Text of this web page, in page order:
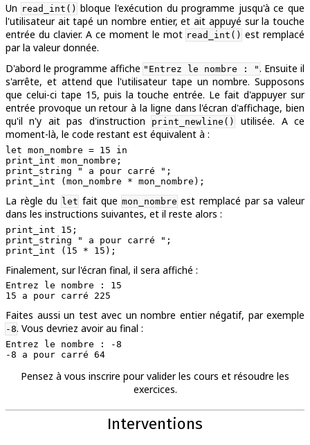
Un read_int() bloque l'exécution du programme jusqu'à ce que
l'utilisateur ait tapé un nombre entier, et ait appuyé sur la touche
entrée du clavier. A ce moment le mot read_int() est remplacé
par la valeur donnée.
D'abord le programme affiche "Entrez le nombre : " . Ensuite il
s'arrête, et attend que l'utilisateur tape un nombre. Supposons
que celui-ci tape 15, puis la touche entrée. Le fait d'appuyer sur
entrée provoque un retour à la ligne dans l'écran d'affichage, bien
qu'il n'y ait pas d'instruction
print_newline()
utilisée. A ce
moment-là, le code restant est équivalent à :
let mon_nombre = 15 in
print_int mon_nombre;
print_string " a pour carré ";
La règle du let fait que mon_nombre est remplacé par sa valeur
dans les instructions suivantes, et il reste alors :
print_int 15;
print_string " a pour carré ";
Finalement, sur l'écran final, il sera affiché :
Entrez le nombre : 15
Faites aussi un test avec un nombre entier négatif, par exemple
-8. Vous devriez avoir au final :
Entrez le nombre : -8
Pensez à vous inscrire pour valider les cours et résoudre les
exercices.
Interventions